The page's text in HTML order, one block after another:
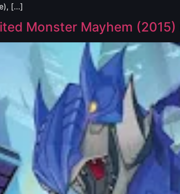
[…]
Monster Mayhem